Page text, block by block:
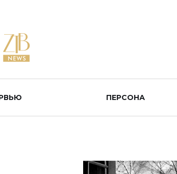
ПЕРСОНА